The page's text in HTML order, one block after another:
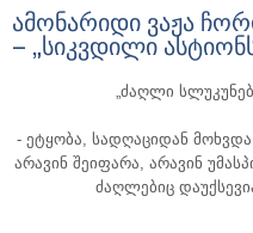
ამონარიდი ვაჟა
– „სიკვდილი
„ძაღლი
- ეტყობა, სადღაციდან
არავინ შეიფარა, არავინ
ძაღლებიც